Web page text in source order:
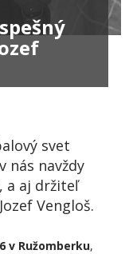
svet
nás navždy
a aj držiteľ
Vengloš.
v Ružomberku,